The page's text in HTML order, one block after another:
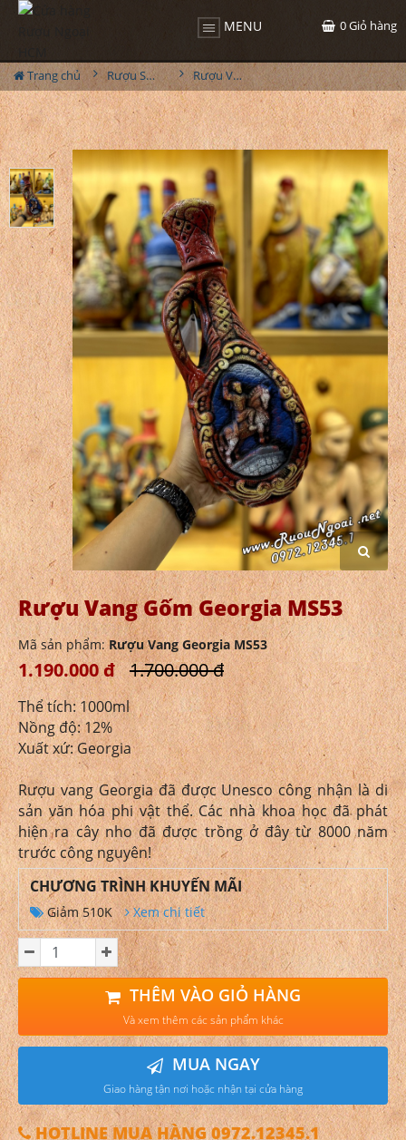
MENU 0Giỏ hàng
Trang chủ Rượu Sưu Tầm - Nga Rượu Vang Gốm Georgia MS53
Rượu Vang Gốm Georgia MS53
Mã sản phẩm:Rượu Vang Georgia MS53
1.190.000 đ 1.700.000 đ
Thể tích: 1000ml
Nồng độ: 12%
Xuất xứ: Georgia
Rượu vang Georgia đã được Unesco công nhận là di
sản văn hóa phi vật thể. Các nhà khoa học đã phát
hiện ra cây nho đã được trồng ở đây từ 8000 năm
trước công nguyên!
CHƯƠNG TRÌNH KHUYẾN MÃI
Giảm 510K Xem chi tiết
THÊM VÀO GIỎ HÀNG
Và xem thêm các sản phẩm khác
MUA NGAY
Giao hàng tận nơi hoặc nhận tại cửa hàng
HOTLINE MUA HÀNG 0972.12345.1